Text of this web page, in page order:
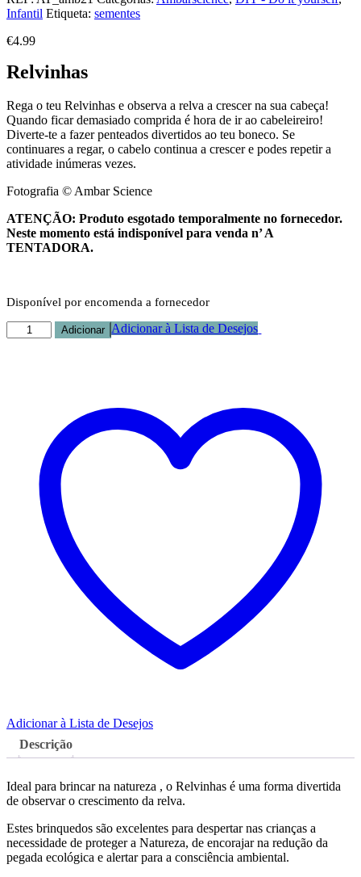
Infantil Etiqueta: sementes
€4.99
Relvinhas
Rega o teu Relvinhas e observa a relva a crescer na sua cabeça!
Quando ficar demasiado comprida é hora de ir ao cabeleireiro!
Diverte-te a fazer penteados divertidos ao teu boneco. Se
continuares a regar, o cabelo continua a crescer e podes repetir a
atividade inúmeras vezes.
Fotografia © Ambar Science
ATENÇÃO: Produto esgotado temporalmente no fornecedor.
Neste momento está indisponível para venda n’ A
TENTADORA.
Disponível por encomenda a fornecedor
Quantidade
de
Adicionar Adicionar à Lista de Desejos
Adicionar à Lista de Desejos
Descrição
Ideal para brincar na natureza , o Relvinhas é uma forma divertida
de observar o crescimento da relva.
Estes brinquedos são excelentes para despertar nas crianças a
necessidade de proteger a Natureza, de encorajar na redução da
pegada ecológica e alertar para a consciência ambiental.